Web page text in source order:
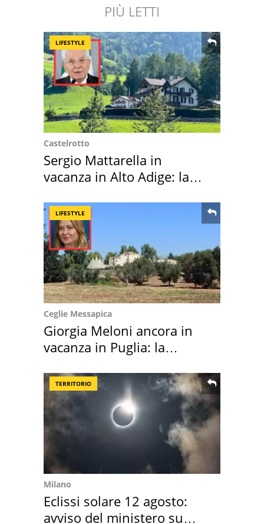
PIÙ LETTI
LIFESTYLE
Castelrotto
Sergio Mattarella in
vacanza in Alto Adige: la
LIFESTYLE
Ceglie Messapica
Giorgia Meloni ancora in
vacanza in Puglia: la
TERRITORIO
Milano
Eclissi solare 12 agosto:
avviso del ministero su